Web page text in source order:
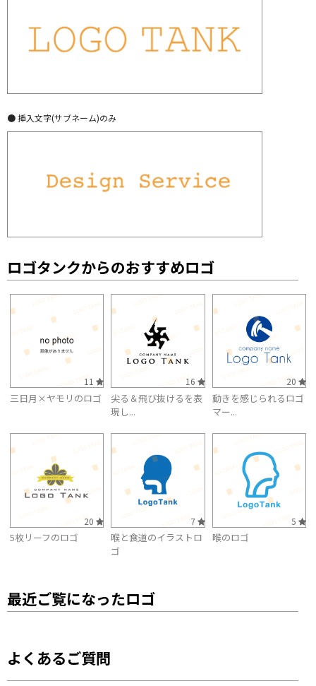
● 挿入文字(サブネーム)のみ
ロゴタンクからのおすすめロゴ
11
三日月×ヤモリのロゴ
16
尖る＆飛び抜けるを表
現し...
20
動きを感じられるロゴ
マー...
20
5枚リーフのロゴ
7
喉と食道のイラストロ
ゴ
5
喉のロゴ
最近ご覧になったロゴ
よくあるご質問